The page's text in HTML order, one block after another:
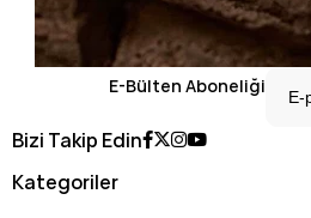
E-Bülten Aboneliği
Bizi Takip Edin
Kategoriler